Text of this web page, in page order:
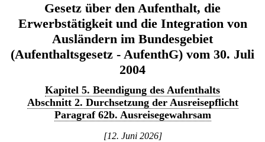
Gesetz über den Aufenthalt, die
Erwerbstätigkeit und die Integration von
Ausländern im Bundesgebiet
(Aufenthaltsgesetz - AufenthG) vom 30. Juli
2004
Kapitel 5. Beendigung des Aufenthalts
Abschnitt 2. Durchsetzung der Ausreisepflicht
Paragraf 62b. Ausreisegewahrsam
[12. Juni 2026]